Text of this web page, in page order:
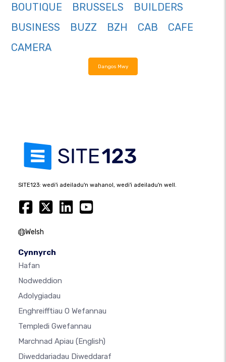
BOUTIQUE
BRUSSELS
BUILDERS
BUSINESS
BUZZ BZH CAB
CAFE
CAMERA
Dangos Mwy
SITE123: wedi'i adeiladu'n wahanol, wedi'i adeiladu'n well.
Welsh
Cynnyrch
Hafan
Nodweddion
Adolygiadau
Enghreifftiau O Wefannau
Templedi Gwefannau
Marchnad Apiau (English)
Diweddariadau Diweddaraf